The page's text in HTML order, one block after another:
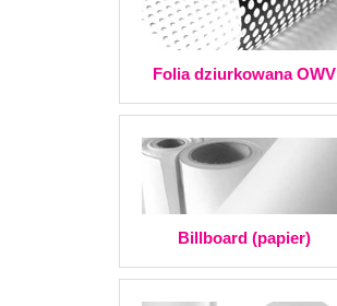
Folia dziurkowana OWV
Billboard (papier)